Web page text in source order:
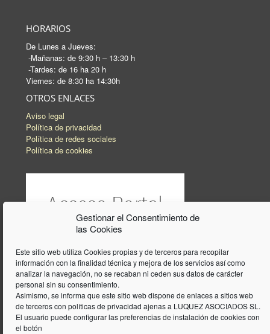
Gestionar el Consentimiento de
las Cookies
Este sitio web utiliza Cookies propias y de terceros para recopilar
información con la finalidad técnica y mejora de los servicios así como
analizar la navegación, no se recaban ni ceden sus datos de carácter
personal sin su consentimiento.
Asimismo, se informa que este sitio web dispone de enlaces a sitios web
de terceros con políticas de privacidad ajenas a LUQUEZ ASOCIADOS SL.
El usuario puede configurar las preferencias de instalación de cookies con
el botón
HORARIOS
De Lunes a Jueves:
-Mañanas: de 9:30 h – 13:30 h
-Tardes: de 16 ha 20 h
Viernes: de 8:30 ha 14:30h
OTROS ENLACES
Aviso legal
Política de privacidad
Política de redes sociales
Política de cookies